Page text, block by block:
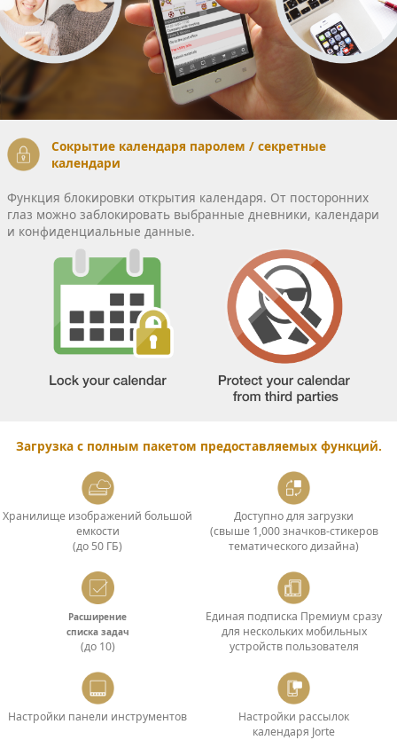
Сокрытие календаря паролем / секретные
календари
Функция блокировки открытия календаря. От посторонних
глаз можно заблокировать выбранные дневники, календари
и конфиденциальные данные.
Загрузка с полным пакетом предоставляемых функций.
Хранилище изображений большой
емкости
(до 50 ГБ)
Доступно для загрузки
(свыше 1,000 значков-стикеров
тематического дизайна)
Расширение
списка задач
(до 10)
Единая подписка Премиум сразу
для нескольких мобильных
устройств пользователя
Настройки панели инструментов
Настройки рассылок
календаря Jorte